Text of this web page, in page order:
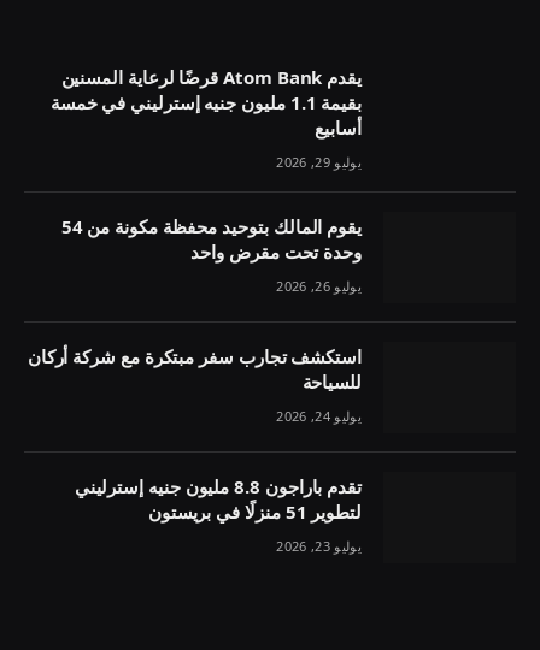
يقدم Atom Bank قرضًا لرعاية المسنين
بقيمة 1.1 مليون جنيه إسترليني في خمسة
أسابيع
يوليو 29, 2026
يقوم المالك بتوحيد محفظة مكونة من 54
وحدة تحت مقرض واحد
يوليو 26, 2026
استكشف تجارب سفر مبتكرة مع شركة أركان
للسياحة
يوليو 24, 2026
تقدم باراجون 8.8 مليون جنيه إسترليني
لتطوير 51 منزلًا في بريستون
يوليو 23, 2026